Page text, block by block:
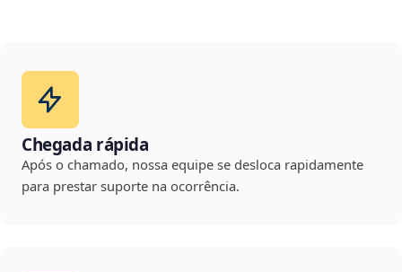
Chegada rápida
Após o chamado, nossa equipe se desloca rapidamente
para prestar suporte na ocorrência.